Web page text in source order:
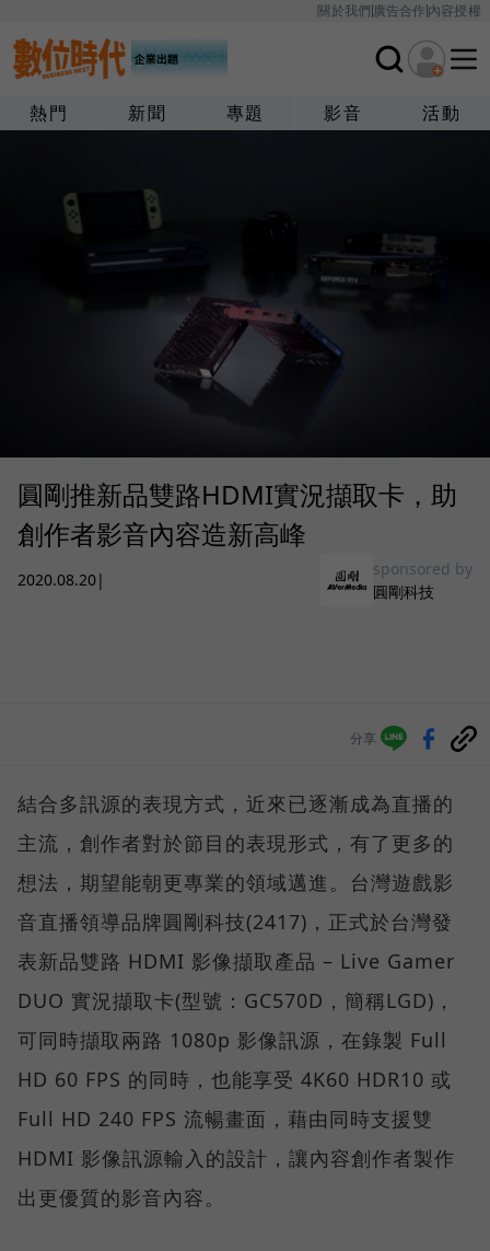
關於我們廣告合作內容授權
熱門 新聞 專題 影音 活動
圓剛推新品雙路HDMI實況擷取卡，助
創作者影音內容造新高峰
2020.08.20|
sponsored by
圓剛科技
分享
結合多訊源的表現方式，近來已逐漸成為直播的
主流，創作者對於節目的表現形式，有了更多的
想法，期望能朝更專業的領域邁進。台灣遊戲影
音直播領導品牌圓剛科技(2417)，正式於台灣發
表新品雙路 HDMI 影像擷取產品 – Live Gamer
DUO 實況擷取卡(型號：GC570D，簡稱LGD)，
可同時擷取兩路 1080p 影像訊源，在錄製 Full
HD 60 FPS 的同時，也能享受 4K60 HDR10 或
Full HD 240 FPS 流暢畫面，藉由同時支援雙
HDMI 影像訊源輸入的設計，讓內容創作者製作
出更優質的影音內容。